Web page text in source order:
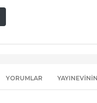
YORUMLAR